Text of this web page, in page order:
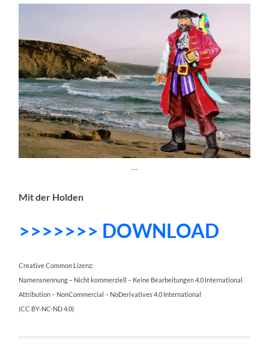
…
Mit der Holden
>>>>>>> DOWNLOAD
Creative Common Lizenz:
Namensnennung – Nicht kommerziell – Keine Bearbeitungen 4.0 International
Attribution – NonCommercial – NoDerivatives 4.0 International
(CC BY-NC-ND 4.0)